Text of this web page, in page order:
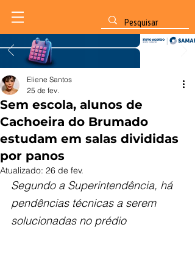
Sem escola, alunos de
Cachoeira do Brumado
estudam em salas divididas
por panos
Eliene Santos
25 de fev.
Atualizado: 26 de fev.
Segundo a Superintendência, há
pendências técnicas a serem
solucionadas no prédio